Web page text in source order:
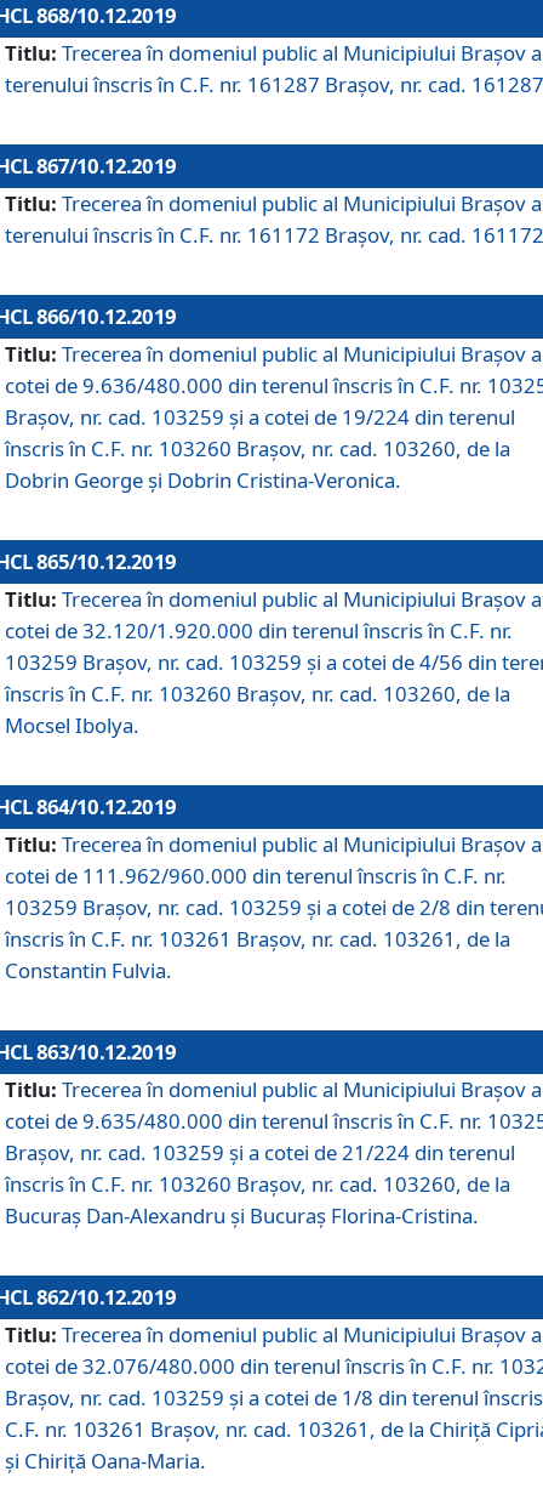
868/10.12.2019
Titlu: Trecerea în domeniul public al Municipiului Braşov a
terenului înscris în C.F. nr. 161287 Brașov, nr. cad.
867/10.12.2019
Titlu: Trecerea în domeniul public al Municipiului Braşov a
terenului înscris în C.F. nr. 161172 Brașov, nr. cad.
866/10.12.2019
Titlu: Trecerea în domeniul public al Municipiului Braşov a
cotei de 9.636/480.000 din terenul înscris în C.F. nr.
Brașov, nr. cad. 103259 și a cotei de 19/224 din terenul
înscris în C.F. nr. 103260 Brașov, nr. cad. 103260, de la
Dobrin George și Dobrin Cristina-Veronica.
865/10.12.2019
Titlu: Trecerea în domeniul public al Municipiului Braşov a
cotei de 32.120/1.920.000 din terenul înscris în C.F. nr.
103259 Brașov, nr. cad. 103259 și a cotei de 4/56 din
înscris în C.F. nr. 103260 Brașov, nr. cad. 103260, de la
Mocsel Ibolya.
864/10.12.2019
Titlu: Trecerea în domeniul public al Municipiului Braşov a
cotei de 111.962/960.000 din terenul înscris în C.F. nr.
103259 Brașov, nr. cad. 103259 și a cotei de 2/8 din
înscris în C.F. nr. 103261 Brașov, nr. cad. 103261, de la
Constantin Fulvia.
863/10.12.2019
Titlu: Trecerea în domeniul public al Municipiului Braşov a
cotei de 9.635/480.000 din terenul înscris în C.F. nr.
Brașov, nr. cad. 103259 și a cotei de 21/224 din terenul
înscris în C.F. nr. 103260 Brașov, nr. cad. 103260, de la
Bucuraș Dan-Alexandru și Bucuraș Florina-Cristina.
862/10.12.2019
Titlu: Trecerea în domeniul public al Municipiului Braşov a
cotei de 32.076/480.000 din terenul înscris în C.F. nr.
Brașov, nr. cad. 103259 și a cotei de 1/8 din terenul
C.F. nr. 103261 Brașov, nr. cad. 103261, de la Chiriță
și Chiriță Oana-Maria.